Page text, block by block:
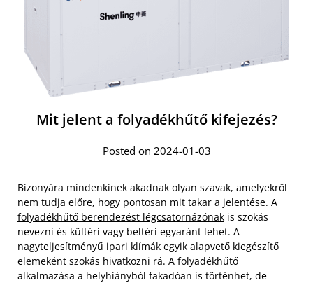
Mit jelent a folyadékhűtő kifejezés?
Posted on 2024-01-03
Bizonyára mindenkinek akadnak olyan szavak, amelyekről
nem tudja előre, hogy pontosan mit takar a jelentése. A
folyadékhűtő berendezést légcsatornázónak is szokás
nevezni és kültéri vagy beltéri egyaránt lehet. A
nagyteljesítményű ipari klímák egyik alapvető kiegészítő
elemeként szokás hivatkozni rá. A folyadékhűtő
alkalmazása a helyhiányból fakadóan is történhet, de